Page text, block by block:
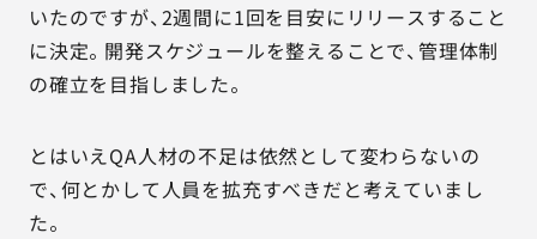
いたのですが、2週間に1回を目安にリリースすること
に決定。開発スケジュールを整えることで、管理体制
の確立を目指しました。
とはいえQA人材の不足は依然として変わらないの
で、何とかして人員を拡充すべきだと考えていまし
た。